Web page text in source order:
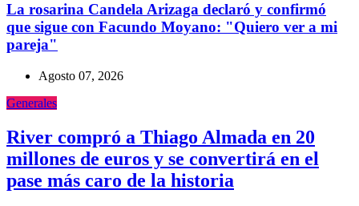
La rosarina Candela Arizaga declaró y confirmó
que sigue con Facundo Moyano: "Quiero ver a mi
pareja"
Agosto 07, 2026
Generales
River compró a Thiago Almada en 20
millones de euros y se convertirá en el
pase más caro de la historia